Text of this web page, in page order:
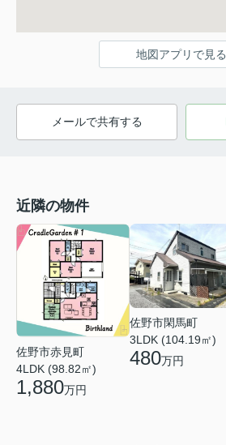
地図アプリで見る
メールで共有する
近隣の物件
佐野市赤見町
4LDK (98.82㎡)
1,880万円
佐野市閑馬町
3LDK (104.19㎡)
480万円